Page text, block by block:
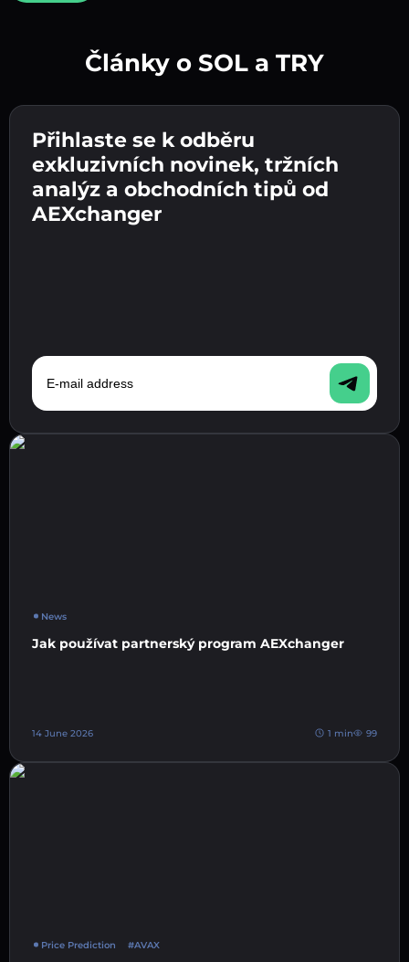
Zadejte adresu své kryptopeněženky 👉
pokračujte k dalšímu kroku.
Potvrďte svou totožnost 👉 pokračujte k
poslednímu kroku.
Odešlete vklad 👉 obdržíte kryptoměnu nebo
fiat měnu ve své peněžence.
Články o SOL a TRY
Přihlaste se k odběru
exkluzivních novinek, tržních
analýz a obchodních tipů od
AEXchanger
E-mail address
News
Jak používat partnerský program AEXchanger
14 June 2026 1 min 99
Price Prediction #AVAX